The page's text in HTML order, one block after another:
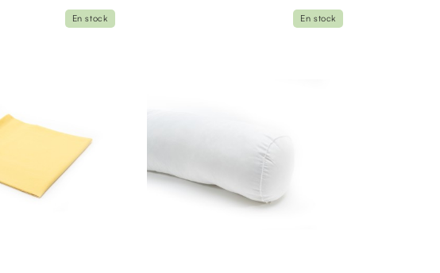
En stock En stock